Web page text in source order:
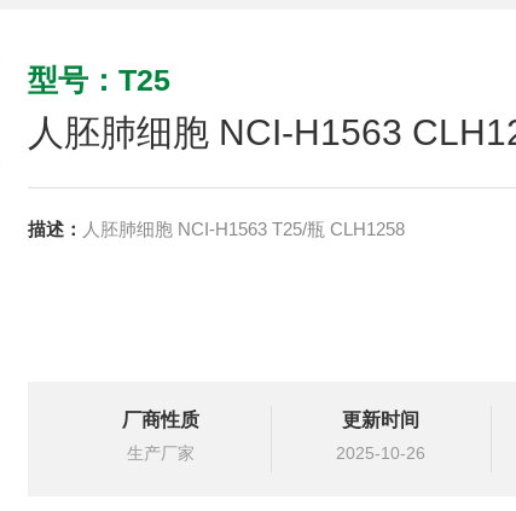
型号：T25
人胚肺细胞 NCI-H1563
描述： 人胚肺细胞 NCI-H1563 T25/瓶 CLH1258
厂商性质
生产厂家
更新时间
2025-10-26